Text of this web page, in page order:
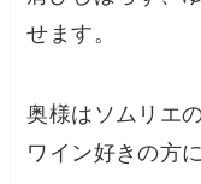
せます。
奥様はソムリエ
ワイン好きの方